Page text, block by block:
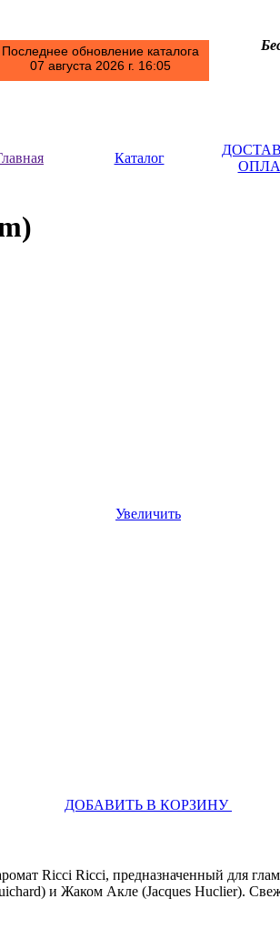
Последнее обновление каталога
07 августа 2026 г. 16:05
Каталог
Увеличить
ДОБАВИТЬ В КОРЗИНУ
Ricci Ricci, предназначенный для
и Жаком Акле (Jacques Huclier).